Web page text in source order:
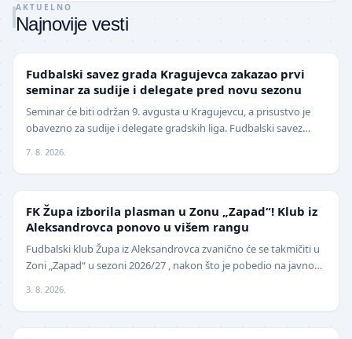
AKTUELNO
Najnovije vesti
Fudbalski savez grada Kragujevca zakazao prvi
seminar za sudije i delegate pred novu sezonu
Seminar će biti održan 9. avgusta u Kragujevcu, a prisustvo je
obavezno za sudije i delegate gradskih liga. Fudbalski savez
7. 8. 2026.
FK Župa izborila plasman u Zonu „Zapad“! Klub iz
Aleksandrovca ponovo u višem rangu
Fudbalski klub Župa iz Aleksandrovca zvanično će se takmičiti u
Zoni „Zapad“ u sezoni 2026/27 , nakon što je pobedio na javnom
3. 8. 2026.